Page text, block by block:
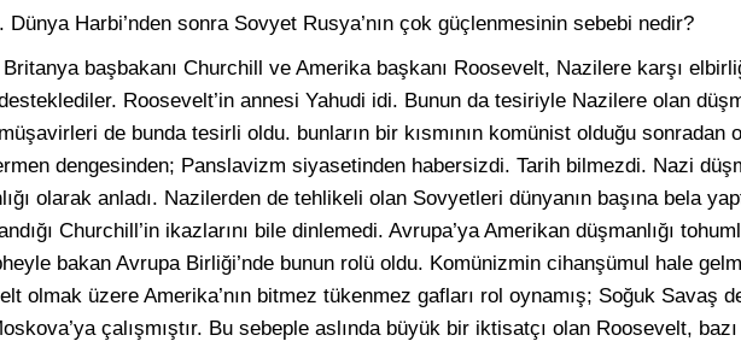
Dünya Harbi’nden sonra Sovyet Rusya’nın çok güçlenmesinin sebebi nedir?
Britanya başbakanı Churchill ve Amerika başkanı Roosevelt, Nazilere karşı
Roosevelt’in annesi Yahudi idi. Bunun da tesiriyle Nazilere olan
de bunda tesirli oldu. bunların bir kısmının komünist olduğu sonradan
dengesinden; Panslavizm siyasetinden habersizdi. Tarih bilmezdi. Nazi
olarak anladı. Nazilerden de tehlikeli olan Sovyetleri dünyanın başına bela
Churchill’in ikazlarını bile dinlemedi. Avrupa’ya Amerikan düşmanlığı
bakan Avrupa Birliği’nde bunun rolü oldu. Komünizmin cihanşümul hale
olmak üzere Amerika’nın bitmez tükenmez gafları rol oynamış; Soğuk Savaş
çalışmıştır. Bu sebeple aslında büyük bir iktisatçı olan Roosevelt,